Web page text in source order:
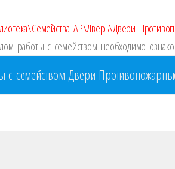
АР\Дверь\Двери
работы с семейством необходимо
с семейством Двери